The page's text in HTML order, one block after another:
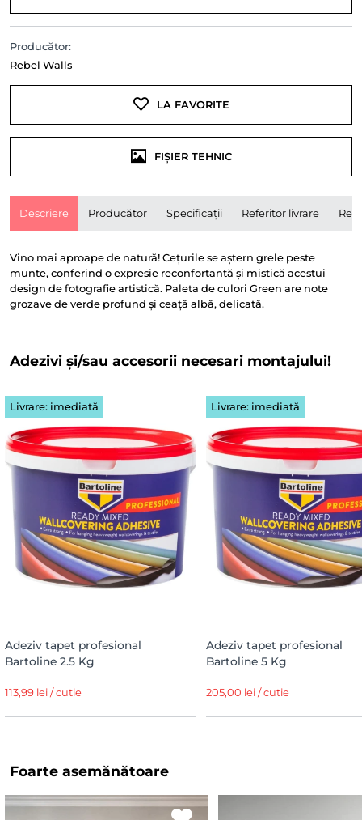
Producător:
Rebel Walls
LA FAVORITE
FIȘIER TEHNIC
Descriere Producător Specificații Referitor livrare
Vino mai aproape de natură! Cețurile se aștern grele peste
munte, conferind o expresie reconfortantă și mistică acestui
design de fotografie artistică. Paleta de culori Green are note
grozave de verde profund și ceață albă, delicată.
Adezivi și/sau accesorii necesari montajului!
Livrare: imediată
Adeziv tapet profesional
Bartoline 2.5 Kg
113,99 lei / cutie
Livrare: imediată
Adeziv tapet profesional
Bartoline 5 Kg
205,00 lei / cutie
Foarte asemănătoare